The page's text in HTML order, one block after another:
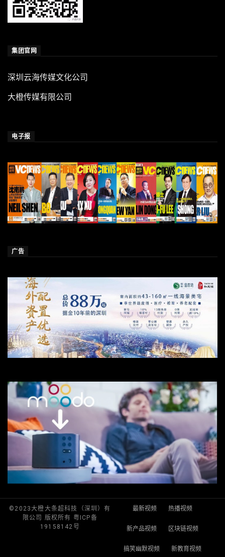
集团官网
深圳云海传媒文化公司
大橙传媒有限公司
电子报
广告
©2023大橙大条超科技（深圳）有
限公司 版权所有 粤ICP备
19158142号
最新视频 热播视频
新产品视频 区块链视频
搞笑幽默视频 新教育视频